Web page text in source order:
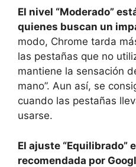
El nivel “Moderado”
quienes buscan un
modo, Chrome tarda
las pestañas que no
mantiene la sensación
mano”. Aun así, se
cuando las pestañas
usarse.
El ajuste “Equilibrado”
recomendada por